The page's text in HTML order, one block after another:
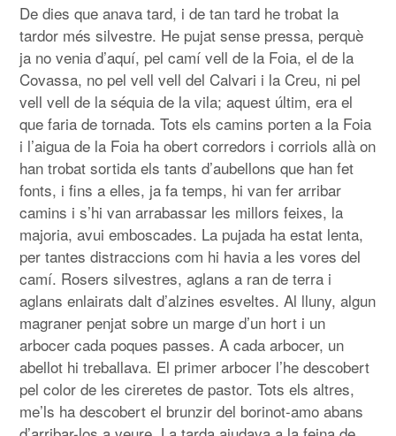
De dies que anava tard, i de tan tard he trobat la
tardor més silvestre. He pujat sense pressa, perquè
ja no venia d’aquí, pel camí vell de la Foia, el de la
Covassa, no pel vell vell del Calvari i la Creu, ni pel
vell vell de la séquia de la vila; aquest últim, era el
que faria de tornada. Tots els camins porten a la Foia
i l’aigua de la Foia ha obert corredors i corriols allà on
han trobat sortida els tants d’aubellons que han fet
fonts, i fins a elles, ja fa temps, hi van fer arribar
camins i s’hi van arrabassar les millors feixes, la
majoria, avui emboscades. La pujada ha estat lenta,
per tantes distraccions com hi havia a les vores del
camí. Rosers silvestres, aglans a ran de terra i
aglans enlairats dalt d’alzines esveltes. Al lluny, algun
magraner penjat sobre un marge d’un hort i un
arbocer cada poques passes. A cada arbocer, un
abellot hi treballava. El primer arbocer l’he descobert
pel color de les cireretes de pastor. Tots els altres,
me’ls ha descobert el brunzir del borinot-amo abans